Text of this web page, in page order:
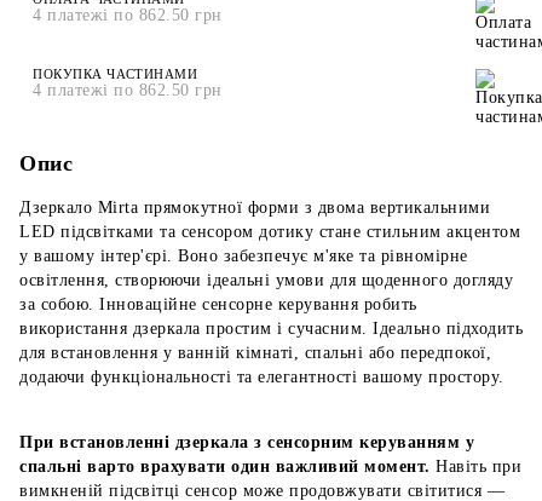
4 платежі по 862.50 грн
ПОКУПКА ЧАСТИНАМИ
4 платежі по 862.50 грн
Опис
Дзеркало Mirta прямокутної форми з двома вертикальними
LED підсвітками та сенсором дотику стане стильним акцентом
у вашому інтер'єрі. Воно забезпечує м'яке та рівномірне
освітлення, створюючи ідеальні умови для щоденного догляду
за собою. Інноваційне сенсорне керування робить
використання дзеркала простим і сучасним. Ідеально підходить
для встановлення у ванній кімнаті, спальні або передпокої,
додаючи функціональності та елегантності вашому простору.
При встановленні дзеркала з сенсорним керуванням у
спальні варто врахувати один важливий момент. Навіть при
вимкненій підсвітці сенсор може продовжувати світитися —